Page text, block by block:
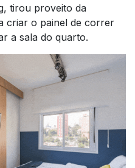
tirou proveito da
criar o painel de correr
a sala do quarto.